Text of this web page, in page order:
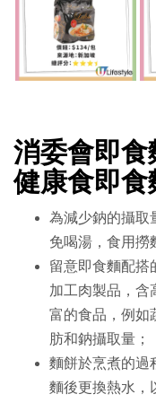
消委會即食
健康食即食
為減少鈉的攝取
免喝湯，食用撈
留意即食麵配搭
加工肉製品，含
富的食品，例如
肪和鈉攝取量；
麵餅於烹煮的過
麵後更換熱水，